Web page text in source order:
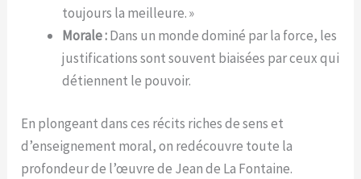
toujours la meilleure. »
Morale :Dans un monde dominé par la force, les
justifications sont souvent biaisées par ceux qui
détiennent le pouvoir.
En plongeant dans ces récits riches de sens et
d’enseignement moral, on redécouvre toute la
profondeur de l’œuvre de Jean de La Fontaine.